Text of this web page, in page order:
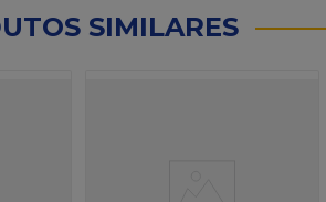
SIMILARES